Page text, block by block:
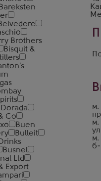
Bareksten
Brothers
Bisquit &
Co
Buen
Bulleit
Busnel
Ltd
Export
м.
м.
м.